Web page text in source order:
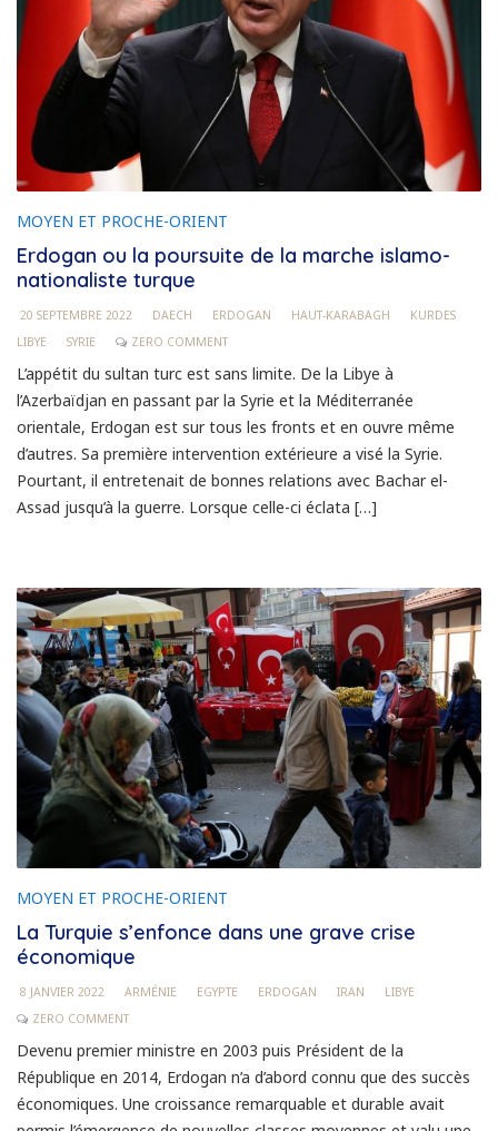
MOYEN ET PROCHE-ORIENT
Erdogan ou la poursuite de la marche islamo-
nationaliste turque
20 SEPTEMBRE 2022 DAECH ERDOGAN HAUT-KARABAGH
KURDES
LIBYE
SYRIE ZERO COMMENT
L’appétit du sultan turc est sans limite. De la Libye à
l’Azerbaïdjan en passant par la Syrie et la Méditerranée
orientale, Erdogan est sur tous les fronts et en ouvre même
d’autres. Sa première intervention extérieure a visé la Syrie.
Pourtant, il entretenait de bonnes relations avec Bachar el-
Assad jusqu’à la guerre. Lorsque celle-ci éclata […]
MOYEN ET PROCHE-ORIENT
La Turquie s’enfonce dans une grave crise
économique
8 JANVIER 2022 ARMÉNIE EGYPTE ERDOGAN IRAN
LIBYE
ZERO COMMENT
Devenu premier ministre en 2003 puis Président de la
République en 2014, Erdogan n’a d’abord connu que des succès
économiques. Une croissance remarquable et durable avait